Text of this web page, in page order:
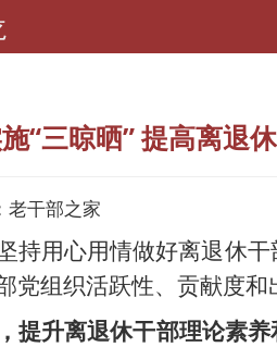
“三晾晒” 提高离退
老干部之家
持用心用情做好离退休
党组织活跃性、贡献度和
提升离退休干部理论素